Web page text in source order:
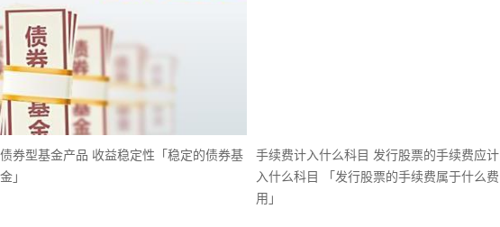
债券型基金产品 收益稳定性「稳定的债券基
金」
手续费计入什么科目 发行股票的手续费应计
入什么科目 「发行股票的手续费属于什么费
用」